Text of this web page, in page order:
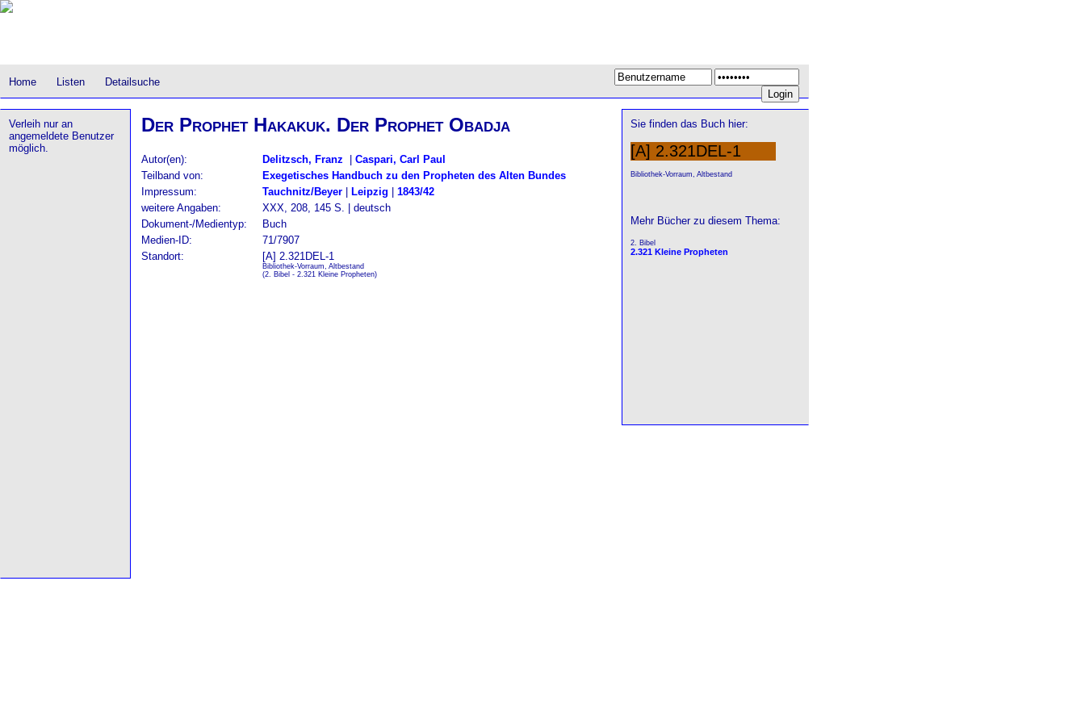
Home Listen Detailsuche
Verleih nur an
angemeldete Benutzer
möglich.
Der Prophet Hakakuk. Der Prophet Obadja
Autor(en): Delitzsch, Franz
Caspari, Carl Paul
Teilband von:
Exegetisches Handbuch zu den Propheten des Alten Bundes
Impressum:
Tauchnitz/Beyer Leipzig
1843/42
weitere Angaben:
XXX, 208, 145 S. | deutsch
Dokument-/Medientyp:
Buch
Medien-ID:
71/7907
Standort:
[A] 2.321DEL-1
Bibliothek-Vorraum, Altbestand
(2. Bibel - 2.321 Kleine Propheten)
Sie finden das Buch hier:
[A] 2.321DEL-1
Bibliothek-Vorraum, Altbestand
Mehr Bücher zu diesem Thema:
2. Bibel
2.321 Kleine Propheten